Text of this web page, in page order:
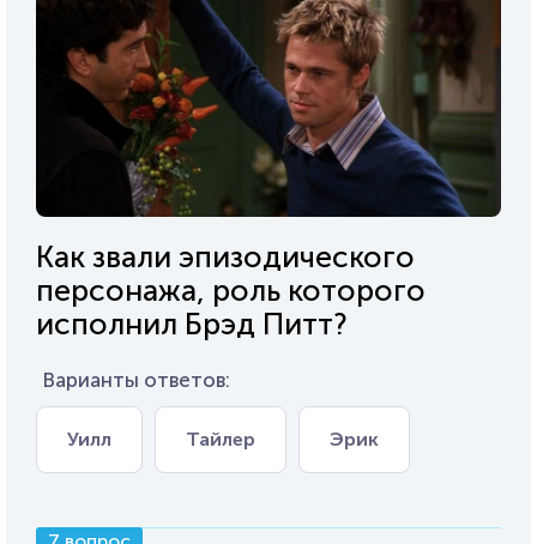
Как звали эпизодического
персонажа, роль которого
исполнил Брэд Питт?
Варианты ответов:
Уилл Тайлер Эрик